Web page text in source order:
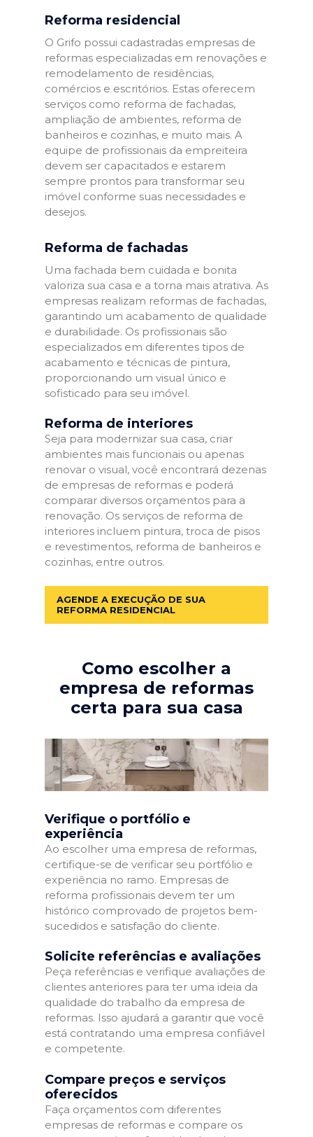
Reforma residencial
O Grifo possui cadastradas empresas de
reformas especializadas em renovações e
remodelamento de residências,
comércios e escritórios. Estas oferecem
serviços como reforma de fachadas,
ampliação de ambientes, reforma de
banheiros e cozinhas, e muito mais. A
equipe de profissionais da empreiteira
devem ser capacitados e estarem
sempre prontos para transformar seu
imóvel conforme suas necessidades e
desejos.
Reforma de fachadas
Uma fachada bem cuidada e bonita
valoriza sua casa e a torna mais atrativa. As
empresas realizam reformas de fachadas,
garantindo um acabamento de qualidade
e durabilidade. Os profissionais são
especializados em diferentes tipos de
acabamento e técnicas de pintura,
proporcionando um visual único e
sofisticado para seu imóvel.
Reforma de interiores
Seja para modernizar sua casa, criar
ambientes mais funcionais ou apenas
renovar o visual, você encontrará dezenas
de empresas de reformas e poderá
comparar diversos orçamentos para a
renovação. Os serviços de reforma de
interiores incluem pintura, troca de pisos
e revestimentos, reforma de banheiros e
cozinhas, entre outros.
AGENDE A EXECUÇÃO DE SUA
REFORMA RESIDENCIAL
Como escolher a
empresa de reformas
certa para sua casa
Verifique o portfólio e
experiência
Ao escolher uma empresa de reformas,
certifique-se de verificar seu portfólio e
experiência no ramo. Empresas de
reforma profissionais devem ter um
histórico comprovado de projetos bem-
sucedidos e satisfação do cliente.
Solicite referências e avaliações
Peça referências e verifique avaliações de
clientes anteriores para ter uma ideia da
qualidade do trabalho da empresa de
reformas. Isso ajudará a garantir que você
está contratando uma empresa confiável
e competente.
Compare preços e serviços
oferecidos
Faça orçamentos com diferentes
empresas de reformas e compare os